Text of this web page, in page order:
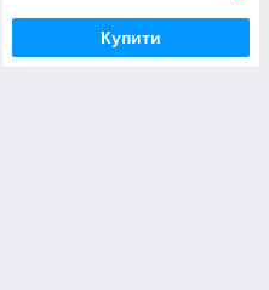
Купити